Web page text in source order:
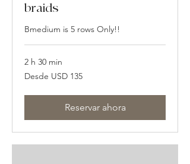
braids
Bmedium is 5 rows Only!!
2 h 30 min
Desde
135
Desde USD 135
Reservar ahora